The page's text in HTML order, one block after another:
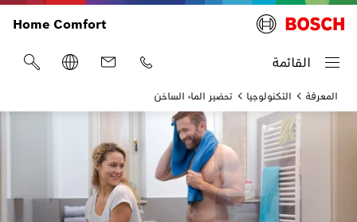
Home Comfort
القائمة
المعرفة التكنولوجيا تحضير الماء الساخن